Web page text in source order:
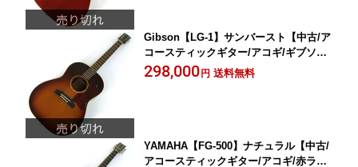
Gibson【LG-1】サンバースト【中古/ア
コースティックギター/アコギ/ギブソ
ン】岡山店
298,000 円 送料無料
YAMAHA【FG-500】ナチュラル【中古/
アコースティックギター/アコギ/赤ラベ